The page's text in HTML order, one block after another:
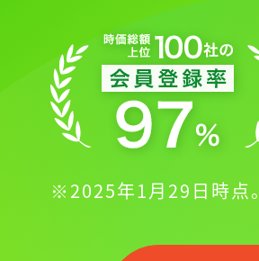
※2025年1月29日時点。